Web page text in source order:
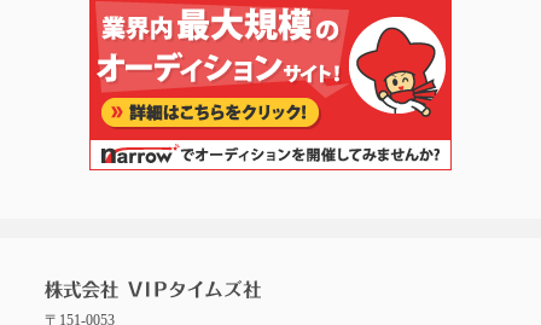
〒151-0053